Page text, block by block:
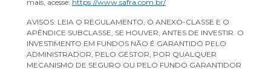
mais, acesse: https://www.safra.com.br/
AVISOS: LEIA O REGULAMENTO, O ANEXO-CLASSE E O
APÊNDICE SUBCLASSE, SE HOUVER, ANTES DE INVESTIR. O
INVESTIMENTO EM FUNDOS NÃO É GARANTIDO PELO
ADMINISTRADOR, PELO GESTOR, POR QUALQUER
MECANISMO DE SEGURO OU PELO FUNDO GARANTIDOR